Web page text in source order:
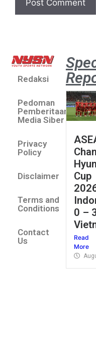
Redaksi
Pedoman
Pemberitaan
Media Siber
Privacy
Policy
Disclaimer
Terms and
Conditions
Contact
Us
Cup
0 –
Read
More